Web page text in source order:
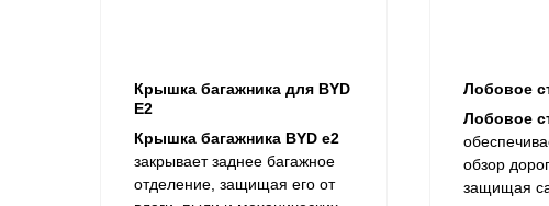
Крышка багажника для BYD
E2
Крышка багажника BYD e2
закрывает заднее багажное
отделение, защищая его от
Лобовое
Лобовое
обзор
защищая